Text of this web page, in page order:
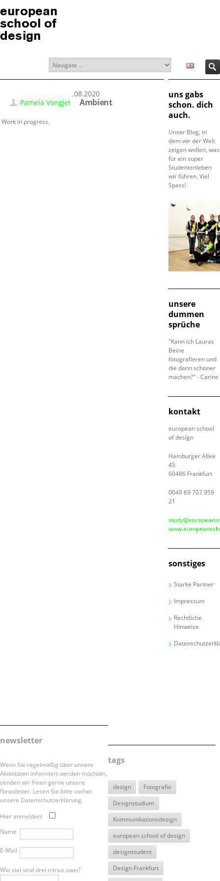
european
school of
design
03.08.2020
Pamela Vangjel
Ambient
Work in progress.
uns gabs
schon. dich
auch.
Unser Blog, in
dem wir der Welt
zeigen wollen, was
für ein super
Studentenleben
wir führen. Viel
Spass!
unsere
dummen
sprüche
"Kann ich Lauras
Beine
fotografieren und
die dann schöner
machen?" - Carine
kontakt
european school
of design
Hamburger Allee
45
60486 Frankfurt
0049 69 707 959
21
sonstiges
Starke Partner
Impressum
Rechtliche
Hinweise
newsletter
Wenn Sie regelmäßig über unsere
Aktivitäten informiert werden möchten,
senden wir Ihnen gerne unsere
Newsletter. Lesen Sie bitte vorher
unsere Datenschutzerklärung.
Hier anmelden!
Name
E-Mail
Wie viel sind drei minus zwei?
tags
design
Fotografie
Designstudium
Kommunikationsdesign
european school of design
designstudent
Design Frankfurt